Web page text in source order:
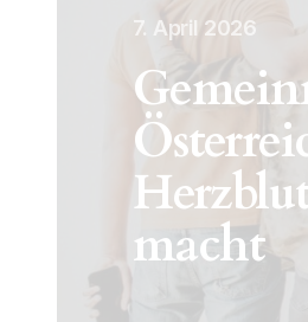
7. April 2026
macht